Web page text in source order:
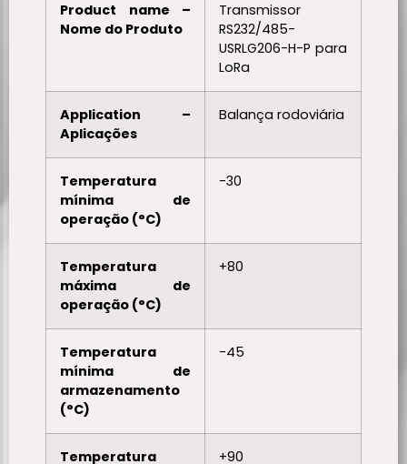
Product name –
Nome do Produto
Transmissor
RS232/485-
USRLG206-H-P para
LoRa
Application –
Aplicações
Balança rodoviária
Temperatura
mínima de
operação (°C)
-30
Temperatura
máxima de
operação (°C)
+80
Temperatura
mínima de
armazenamento
(°C)
-45
Temperatura +90